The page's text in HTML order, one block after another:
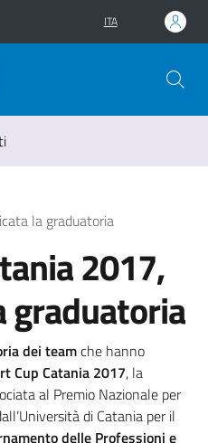
ITA
la graduatoria
2017,
graduatoria
dei teamche hanno
Cup Catania 2017, la
al Premio Nazionale per
di Catania per il
delle Professioni e